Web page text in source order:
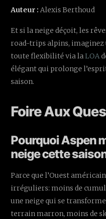
Auteur : Alexis Berthoud
Et si la neige déçoit, les
road-trips alpins, imaginez
toute flexibilité via laLOA
élégant qui prolonge
saison.
Foire Aux
Pourquoi Aspen
neige cette
Parce que l’Ouest
irréguliers: moins de
une neige qui se
terrain marron, moins de